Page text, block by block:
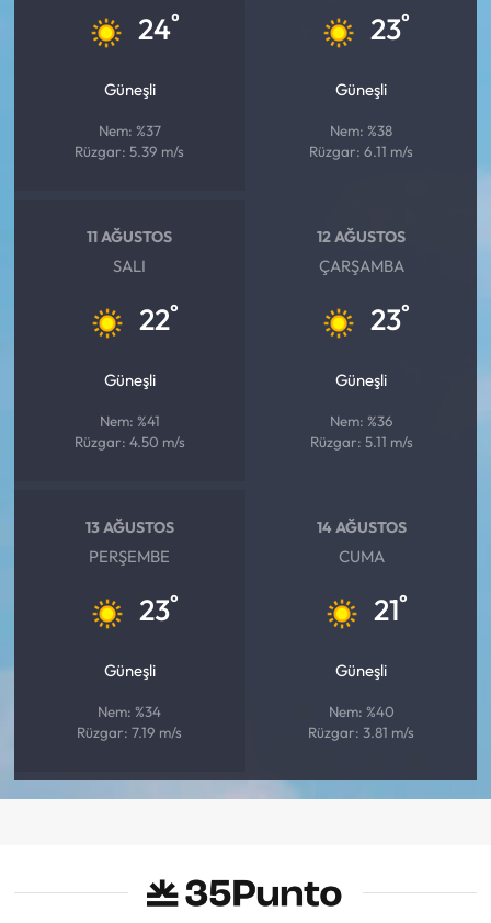
24°
Güneşli
Nem: %37
Rüzgar: 5.39 m/s
23°
Güneşli
Nem: %38
Rüzgar: 6.11 m/s
11 AĞUSTOS
SALI
22°
Güneşli
Nem: %41
Rüzgar: 4.50 m/s
12 AĞUSTOS
ÇARŞAMBA
23°
Güneşli
Nem: %36
Rüzgar: 5.11 m/s
13 AĞUSTOS
PERŞEMBE
23°
Güneşli
Nem: %34
Rüzgar: 7.19 m/s
14 AĞUSTOS
CUMA
21°
Güneşli
Nem: %40
Rüzgar: 3.81 m/s